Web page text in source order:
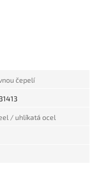
čepelí
/ uhlíkatá ocel